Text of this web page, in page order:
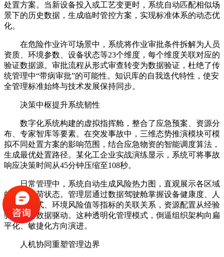
处置方案。当新设备投入或工艺变更时，系统自动匹配相似场
景下的历史数据，生成临时管控方案，实现标准体系的动态优
化。
在危险作业许可场景中，系统将作业审批条件拆解为人员
资质、环境参数、设备状态等23个维度，每个维度关联对应的
验证数据源。审批流程从形式审查转变为数据验证，杜绝了传
统管理中“带病审批”的可能性。知识库的自我迭代特性，使安
全管理标准始终与技术发展保持同步。
决策中枢提升系统韧性
数字化系统构建的虚拟指挥舱，整合了应急预案、资源分
布、专家智库等要素。在突发事故中，三维态势推演模块可模
拟不同处置方案的影响范围，结合应急物资的智能调度算法，
生成最优处置路径。某化工企业实战演练显示，系统可将事故
响应决策时间从45分钟压缩至108秒。
日常管理中，系统自动生成风险热力图，直观展示各区域
的安全负荷状态。管理层通过数据驾驶舱掌握设备健康度、人
员行为模式、环境风险值等指标的关联关系，资源配置从经验
驱动转向数据驱动。这种透明化管理模式，倒逼组织架构向扁
平化、敏捷化方向演进。
人机协同重塑管理边界